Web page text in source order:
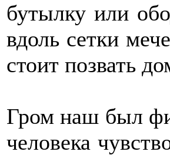
бутылку или
вдоль сетки
стоит позвать
Гром наш был
человека